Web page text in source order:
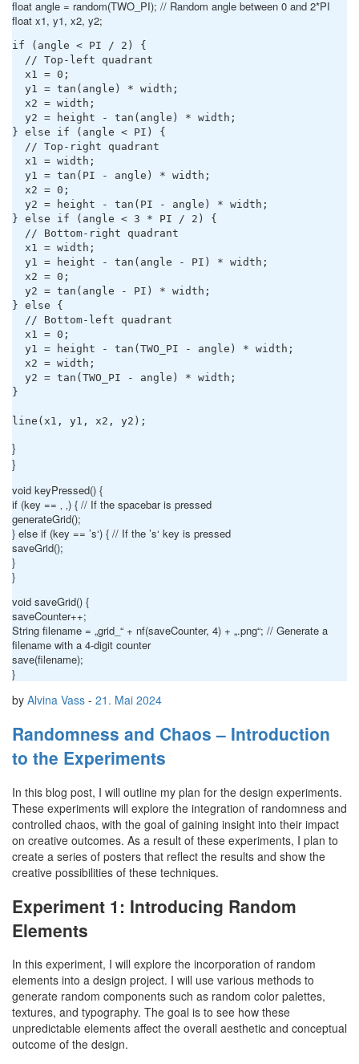
float angle = random(TWO_PI); // Random angle between 0 and 2*PI
float x1, y1, x2, y2;
if (angle < PI / 2) {
} else if (angle < PI) {
} else if (angle < 3 * PI / 2) {
} else {
}
line(x1, y1, x2, y2);
}
}
void keyPressed() {
if (key == ‚ ‚) { // If the spacebar is pressed
generateGrid();
} else if (key == ’s‘) { // If the ’s‘ key is pressed
saveGrid();
}
}
void saveGrid() {
saveCounter++;
String filename = „grid_“ + nf(saveCounter, 4) + „.png“; // Generate a
filename with a 4-digit counter
save(filename);
}
by Alvina Vass - 21. Mai 2024
Randomness and Chaos – Introduction
to the Experiments
In this blog post, I will outline my plan for the design experiments.
These experiments will explore the integration of randomness and
controlled chaos, with the goal of gaining insight into their impact
on creative outcomes. As a result of these experiments, I plan to
create a series of posters that reflect the results and show the
creative possibilities of these techniques.
Experiment 1: Introducing Random
Elements
In this experiment, I will explore the incorporation of random
elements into a design project. I will use various methods to
generate random components such as random color palettes,
textures, and typography. The goal is to see how these
unpredictable elements affect the overall aesthetic and conceptual
outcome of the design.